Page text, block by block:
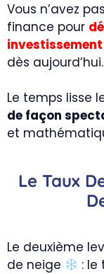
Vous n’avez
finance pour
investissement
dès aujourd’hui.
Le temps lisse
de façon
et
Le Taux
Le deuxième
de neige
: le